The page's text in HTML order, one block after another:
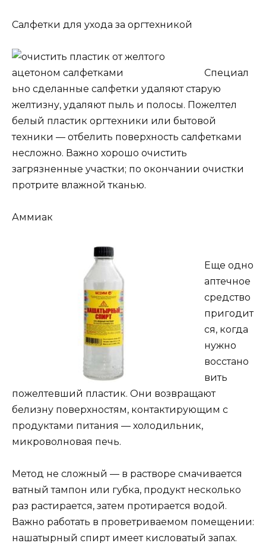
Салфетки для ухода за оргтехникой
Специал
ьно сделанные салфетки удаляют старую
желтизну, удаляют пыль и полосы. Пожелтел
белый пластик оргтехники или бытовой
техники — отбелить поверхность салфетками
несложно. Важно хорошо очистить
загрязненные участки; по окончании очистки
протрите влажной тканью.
Аммиак
Еще одно
аптечное
средство
пригодит
ся, когда
нужно
восстано
вить
пожелтевший пластик. Они возвращают
белизну поверхностям, контактирующим с
продуктами питания — холодильник,
микроволновая печь.
Метод не сложный — в растворе смачивается
ватный тампон или губка, продукт несколько
раз растирается, затем протирается водой.
Важно работать в проветриваемом помещении:
нашатырный спирт имеет кисловатый запах.